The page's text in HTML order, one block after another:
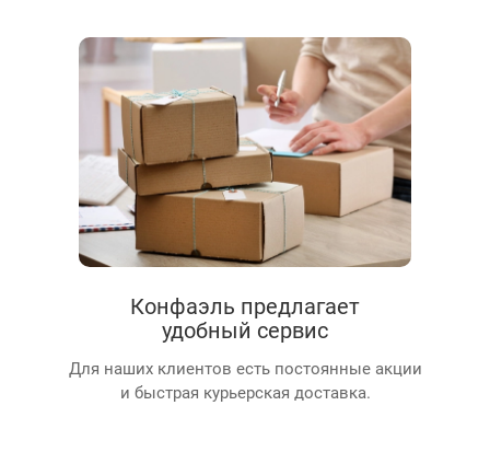
Конфаэль предлагает
удобный сервис
Для наших клиентов есть постоянные акции
и быстрая курьерская доставка.